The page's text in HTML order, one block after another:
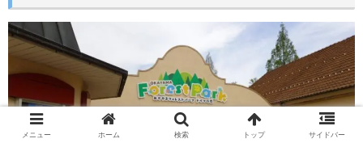
メニュー ホーム 検索 トップ サイドバー